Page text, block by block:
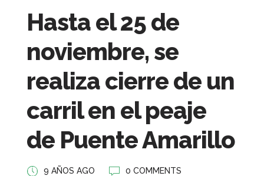
Hasta el 25 de
noviembre, se
realiza cierre de un
carril en el peaje
de Puente Amarillo
9 AÑOS AGO 0 COMMENTS